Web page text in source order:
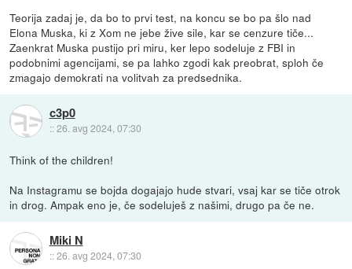
Teorija zadaj je, da bo to prvi test, na koncu se bo pa šlo nad
Elona Muska, ki z Xom ne jebe žive sile, kar se cenzure tiče...
Zaenkrat Muska pustijo pri miru, ker lepo sodeluje z FBI in
podobnimi agencijami, se pa lahko zgodi kak preobrat, sploh če
zmagajo demokrati na volitvah za predsednika.
c3p0
::26. avg 2024, 07:30
Think of the children!
Na Instagramu se bojda dogajajo hude stvari, vsaj kar se tiče otrok
in drog. Ampak eno je, če sodeluješ z našimi, drugo pa če ne.
Miki N
::26. avg 2024, 07:30